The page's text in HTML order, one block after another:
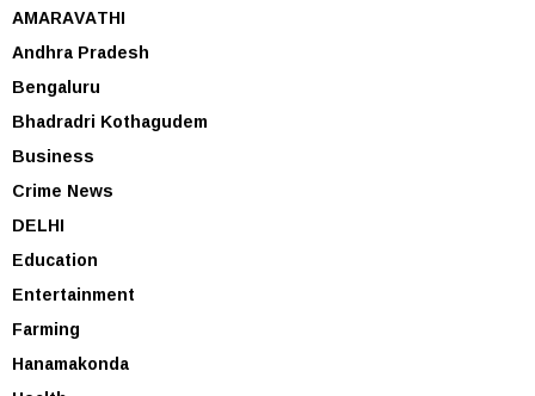
AMARAVATHI
Andhra Pradesh
Bengaluru
Bhadradri Kothagudem
Business
Crime News
DELHI
Education
Entertainment
Farming
Hanamakonda